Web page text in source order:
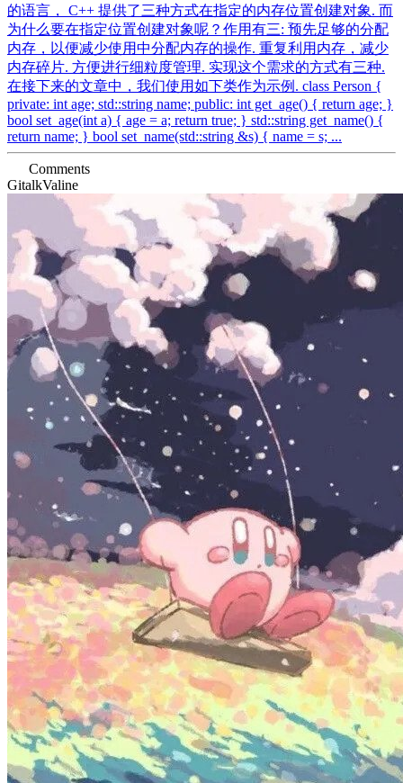
的语言， C++ 提供了三种方式在指定的内存位置创建对象. 而
为什么要在指定位置创建对象呢？作用有三: 预先足够的分配
内存，以便减少使用中分配内存的操作. 重复利用内存，减少
内存碎片. 方便进行细粒度管理. 实现这个需求的方式有三种.
在接下来的文章中，我们使用如下类作为示例. class Person {
private: int age; std::string name; public: int get_age() { return age; }
bool set_age(int a) { age = a; return true; } std::string get_name() {
return name; } bool set_name(std::string &s) { name = s; ...
Comments
GitalkValine